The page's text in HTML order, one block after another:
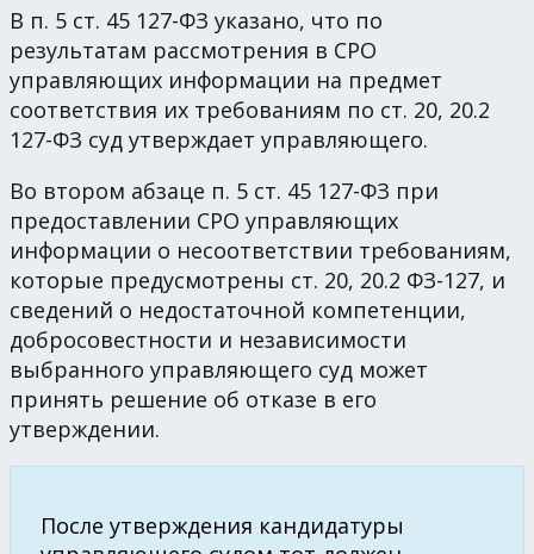
В п. 5 ст. 45 127-ФЗ указано, что по
результатам рассмотрения в СРО
управляющих информации на предмет
соответствия их требованиям по ст. 20, 20.2
127-ФЗ суд утверждает управляющего.
Во втором абзаце п. 5 ст. 45 127-ФЗ при
предоставлении СРО управляющих
информации о несоответствии требованиям,
которые предусмотрены ст. 20, 20.2 ФЗ-127, и
сведений о недостаточной компетенции,
добросовестности и независимости
выбранного управляющего суд может
принять решение об отказе в его
утверждении.
После утверждения кандидатуры